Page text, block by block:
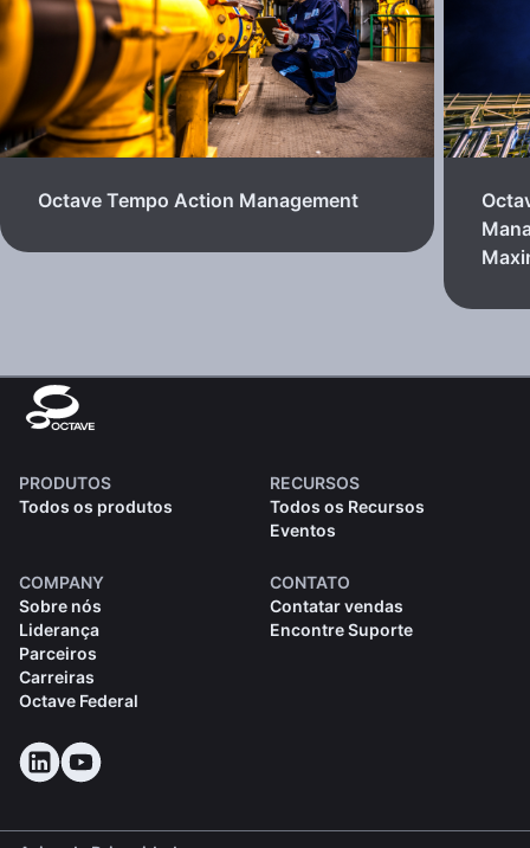
Octave Tempo Action Management
PRODUTOS
Todos os produtos
RECURSOS
Todos os Recursos
Eventos
COMPANY
Sobre nós
Liderança
Parceiros
Carreiras
Octave Federal
CONTATO
Contatar vendas
Encontre Suporte